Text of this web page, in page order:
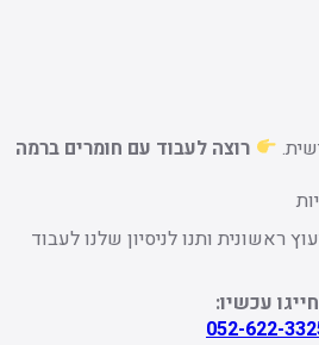
רוצה לעבוד עם חומרים ברמה
ראשונית ותנו לניסיון שלנו לעבוד
חייגו עכשיו:
052-622-